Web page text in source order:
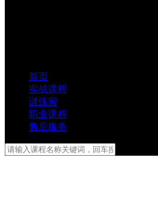
首页
实战课程
训练营
职业课程
售后服务